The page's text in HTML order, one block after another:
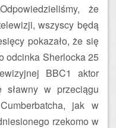
że
wszyscy będą
pokazało, że się
odcinka Sherlocka 25
BBC1 aktor
sławny w przeciągu
jak w
rzekomo w